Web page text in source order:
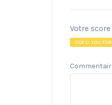
Votre score
OOPS! YOU